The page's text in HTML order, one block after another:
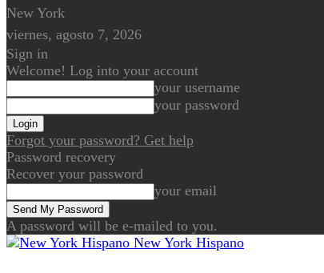
New York
viernes, agosto 7, 2026
Sign in
Welcome! Log into your account
your username
your password
Forgot your password? Get help
Password recovery
Recover your password
your email
A password will be e-mailed to you.
New York Hispano